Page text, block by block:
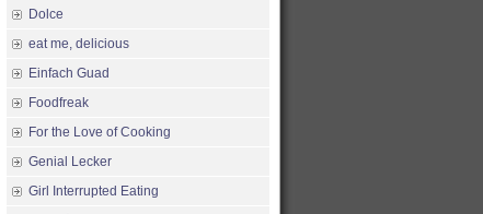
Dolce
eat me, delicious
Einfach Guad
Foodfreak
For the Love of Cooking
Genial Lecker
Girl Interrupted Eating